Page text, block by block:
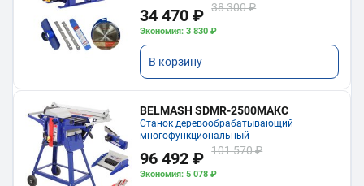
34 470 ₽ 38 300 ₽
Экономия: 3 830 ₽
В корзину
BELMASH SDMR-2500МАКС
Станок деревообрабатывающий
многофункциональный
96 492 ₽ 101 570 ₽
Экономия: 5 078 ₽